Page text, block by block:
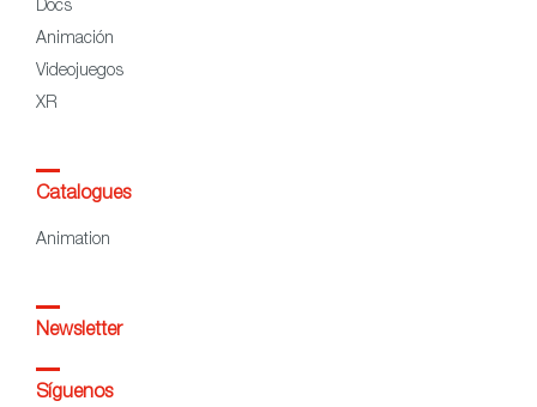
Docs
Animación
Videojuegos
XR
Catalogues
Animation
Newsletter
Síguenos